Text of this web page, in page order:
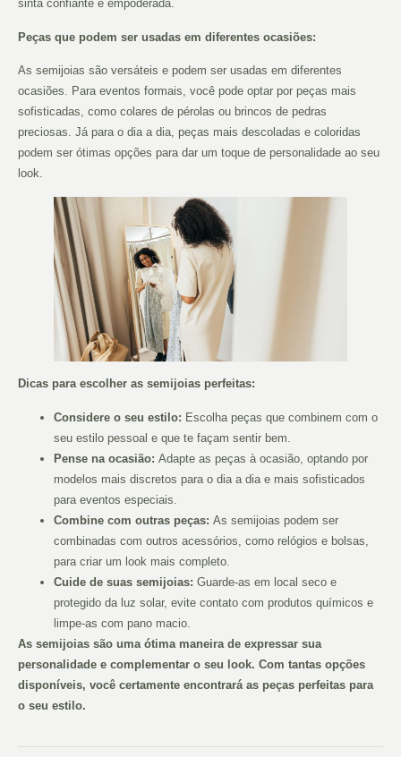
sinta confiante e empoderada.
Peças que podem ser usadas em diferentes ocasiões:
As semijoias são versáteis e podem ser usadas em diferentes
ocasiões. Para eventos formais, você pode optar por peças mais
sofisticadas, como colares de pérolas ou brincos de pedras
preciosas. Já para o dia a dia, peças mais descoladas e coloridas
podem ser ótimas opções para dar um toque de personalidade ao seu
look.
Dicas para escolher as semijoias perfeitas:
Considere o seu estilo: Escolha peças que combinem com o
seu estilo pessoal e que te façam sentir bem.
Pense na ocasião: Adapte as peças à ocasião, optando por
modelos mais discretos para o dia a dia e mais sofisticados
para eventos especiais.
Combine com outras peças: As semijoias podem ser
combinadas com outros acessórios, como relógios e bolsas,
para criar um look mais completo.
Cuide de suas semijoias: Guarde-as em local seco e
protegido da luz solar, evite contato com produtos químicos e
limpe-as com pano macio.
As semijoias são uma ótima maneira de expressar sua
personalidade e complementar o seu look. Com tantas opções
disponíveis, você certamente encontrará as peças perfeitas para
o seu estilo.